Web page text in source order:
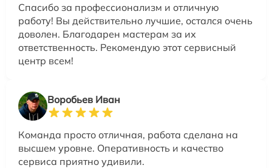
Спасибо за профессионализм и отличную
работу! Вы действительно лучшие, остался очень
доволен. Благодарен мастерам за их
ответственность. Рекомендую этот сервисный
центр всем!
Воробьев Иван
Команда просто отличная, работа сделана на
высшем уровне. Оперативность и качество
сервиса приятно удивили.